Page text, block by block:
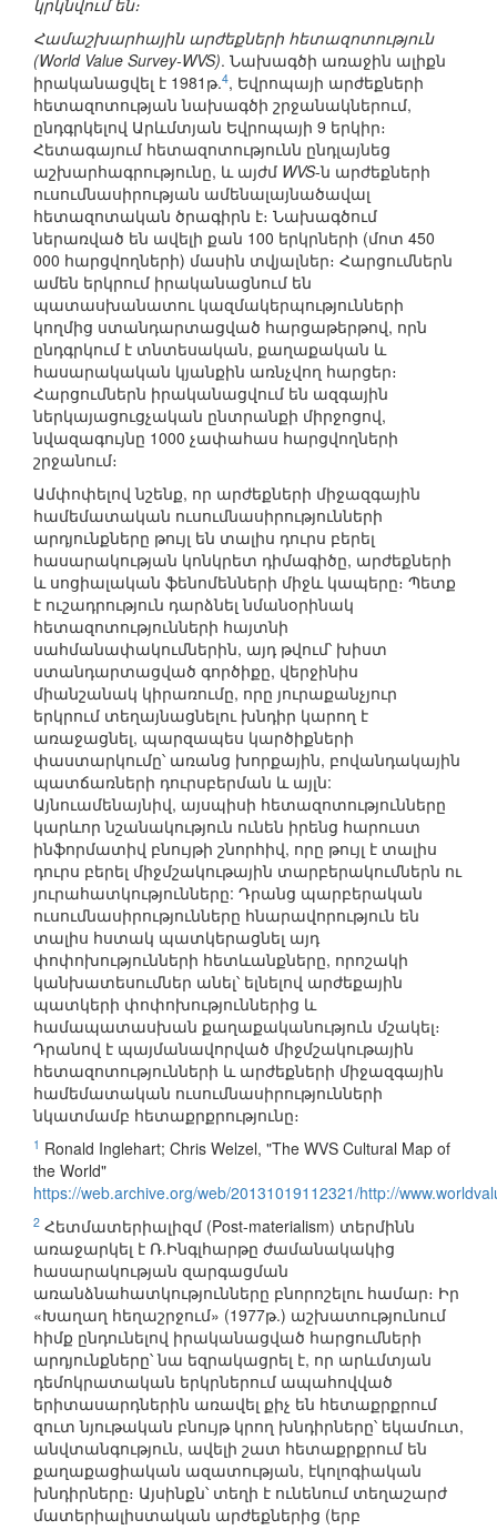
կրկնվում են։
Համաշխարհային արժեքների հետազոտություն
(World Value Survey-WVS). Նախագծի առաջին ալիքն
իրականացվել է 1981թ.4, Եվրոպայի արժեքների
հետազոտության նախագծի շրջանակներում,
ընդգրկելով Արևմտյան Եվրոպայի 9 երկիր։
Հետագայում հետազոտությունն ընդլայնեց
աշխարհագրությունը, և այժմ WVS-ն արժեքների
ուսումնասիրության ամենալայնածավալ
հետազոտական ծրագիրն է։ Նախագծում
ներառված են ավելի քան 100 երկրների (մոտ 450
000 հարցվողների) մասին տվյալներ։ Հարցումներն
ամեն երկրում իրականացնում են
պատասխանատու կազմակերպությունների
կողմից ստանդարտացված հարցաթերթով, որն
ընդգրկում է տնտեսական, քաղաքական և
հասարակական կյանքին առնչվող հարցեր։
Հարցումներն իրականացվում են ազգային
ներկայացուցչական ընտրանքի միրջոցով,
նվազագույնը 1000 չափահաս հարցվողների
շրջանում։
Ամփոփելով նշենք, որ արժեքների միջազգային
համեմատական ուսումնասիրությունների
արդյունքները թույլ են տալիս դուրս բերել
հասարակության կոնկրետ դիմագիծը, արժեքների
և սոցիալական ֆենոմենների միջև կապերը։ Պետք
է ուշադրություն դարձնել նմանօրինակ
հետազոտությունների հայտնի
սահմանափակումներին, այդ թվում՝ խիստ
ստանդարտացված գործիքը, վերջինիս
միանշանակ կիրառումը, որը յուրաքանչյուր
երկրում տեղայնացնելու խնդիր կարող է
առաջացնել, պարզապես կարծիքների
փաստարկումը՝ առանց խորքային, բովանդակային
պատճառների դուրսբերման և այլն:
Այնուամենայնիվ, այսպիսի հետազոտությունները
կարևոր նշանակություն ունեն իրենց հարուստ
ինֆորմատիվ բնույթի շնորհիվ, որը թույլ է տալիս
դուրս բերել միջմշակութային տարբերակումներն ու
յուրահատկությունները: Դրանց պարբերական
ուսումնասիրությունները հնարավորություն են
տալիս հստակ պատկերացնել այդ
փոփոխությունների հետևանքները, որոշակի
կանխատեսումներ անել՝ ելնելով արժեքային
պատկերի փոփոխություններից և
համապատասխան քաղաքականություն մշակել։
Դրանով է պայմանավորված միջմշակութային
հետազոտությունների և արժեքների միջազգային
համեմատական ուսումնասիրությունների
նկատմամբ հետաքրքրությունը։
1 Ronald Inglehart; Chris Welzel, "The WVS Cultural Map of
the World"
https://web.archive.org/web/20131019112321/http://
2 Հետմատերիալիզմ (Post-materialism) տերմինն
առաջարկել է Ռ.Ինգլհարթը ժամանակակից
հասարակության զարգացման
առանձնահատկությունները բնորոշելու համար։ Իր
«Խաղաղ հեղաշրջում» (1977թ.) աշխատությունում
հիմք ընդունելով իրականացված հարցումների
արդյունքները՝ նա եզրակացրել է, որ արևմտյան
դեմոկրատական երկրներում ապահովված
երիտասարդներին առավել քիչ են հետաքրքրում
զուտ նյութական բնույթ կրող խնդիրները՝ եկամուտ,
անվտանգություն, ավելի շատ հետաքրքրում են
քաղաքացիական ազատության, էկոլոգիական
խնդիրները։ Այսինքն՝ տեղի է ունենում տեղաշարժ
մատերիալիստական արժեքներից (երբ